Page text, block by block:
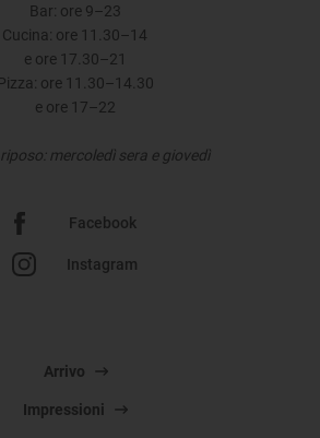
Facebook
Instagram
Bar: ore 9–23
Cucina: ore 11.30–14
e ore 17.30–21
ore 11.30–14.30
e ore 17–22
mercoledì sera e giovedì
Arrivo
Impressioni